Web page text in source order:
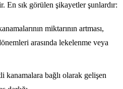
En sık görülen şikayetler şunlardır:
miktarının artması,
arasında lekelenme veya
kanamalara bağlı olarak gelişen